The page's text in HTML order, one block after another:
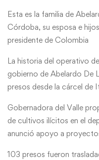
Esta es la familia de
Córdoba, su esposa e
presidente de Colombia
La historia del operativo
gobierno de Abelardo De
presos desde la cárcel de
Gobernadora del Valle
de cultivos ilícitos en el
anunció apoyo a
103 presos fueron